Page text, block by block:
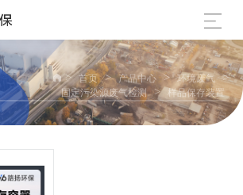
> 首页 > 产品中心 > 环境废气 >
固定污染源废气检测 > 样品保存装置